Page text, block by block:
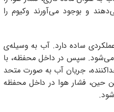
و بوجود می‌آورند وکیوم را
ساده دارد. آب به وسیله‌ی
سپس در داخل محفظه، با
جریان آب به صورت متحد
حین، فشار هوا در داخل محفظه